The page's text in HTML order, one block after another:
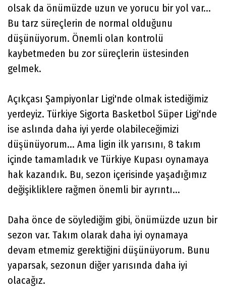
olsak da önümüzde uzun ve yorucu bir yol var...
Bu tarz süreçlerin de normal olduğunu
düşünüyorum. Önemli olan kontrolü
kaybetmeden bu zor süreçlerin üstesinden
gelmek.
Açıkçası Şampiyonlar Ligi'nde olmak istediğimiz
yerdeyiz. Türkiye Sigorta Basketbol Süper Ligi'nde
ise aslında daha iyi yerde olabileceğimizi
düşünüyorum... Ama ligin ilk yarısını, 8 takım
içinde tamamladık ve Türkiye Kupası oynamaya
hak kazandık. Bu, sezon içerisinde yaşadığımız
değişikliklere rağmen önemli bir ayrıntı...
Daha önce de söylediğim gibi, önümüzde uzun bir
sezon var. Takım olarak daha iyi oynamaya
devam etmemiz gerektiğini düşünüyorum. Bunu
yaparsak, sezonun diğer yarısında daha iyi
olacağız.